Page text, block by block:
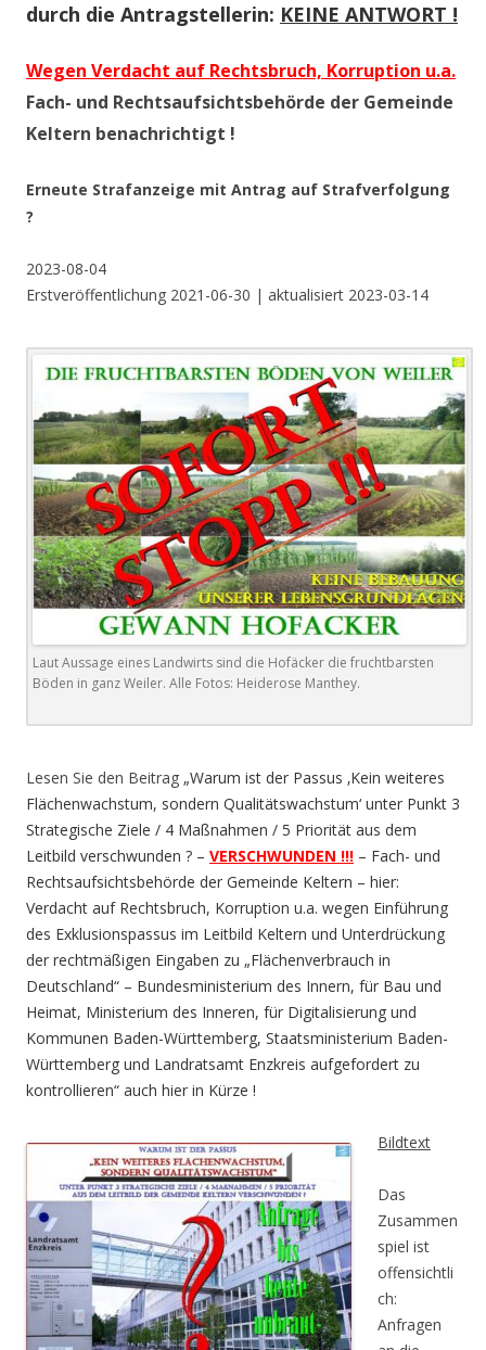
durch die Antragstellerin: KEINE ANTWORT !
Wegen Verdacht auf Rechtsbruch, Korruption u.a.
Fach- und Rechtsaufsichtsbehörde der Gemeinde
Keltern benachrichtigt !
Erneute Strafanzeige mit Antrag auf Strafverfolgung
?
2023-08-04
Erstveröffentlichung 2021-06-30 | aktualisiert 2023-03-14
Laut Aussage eines Landwirts sind die Hofäcker die fruchtbarsten
Böden in ganz Weiler. Alle Fotos: Heiderose Manthey.
Lesen Sie den Beitrag „Warum ist der Passus ‚Kein weiteres
Flächenwachstum, sondern Qualitätswachstum‘ unter Punkt 3
Strategische Ziele / 4 Maßnahmen / 5 Priorität aus dem
Leitbild verschwunden ? – VERSCHWUNDEN !!! – Fach- und
Rechtsaufsichtsbehörde der Gemeinde Keltern – hier:
Verdacht auf Rechtsbruch, Korruption u.a. wegen Einführung
des Exklusionspassus im Leitbild Keltern und Unterdrückung
der rechtmäßigen Eingaben zu „Flächenverbrauch in
Deutschland“ – Bundesministerium des Innern, für Bau und
Heimat, Ministerium des Inneren, für Digitalisierung und
Kommunen Baden-Württemberg, Staatsministerium Baden-
Württemberg und Landratsamt Enzkreis aufgefordert zu
kontrollieren“ auch hier in Kürze !
Bildtext
Das
Zusammen
spiel ist
offensichtli
ch:
Anfragen